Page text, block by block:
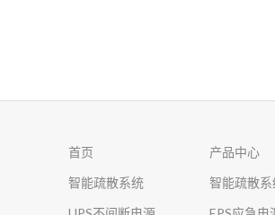
首页
智能疏散系统
产品中心
智能疏散系